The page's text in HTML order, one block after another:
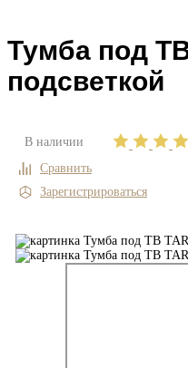
Тумба под
подсветкой
В наличии
Сравнить
Зарегистрироваться